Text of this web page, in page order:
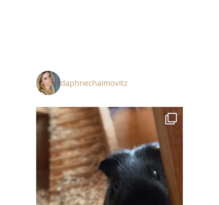
daphnechaimovitz